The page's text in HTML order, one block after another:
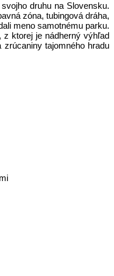
druhu na Slovensku.
zóna, tubingová dráha,
meno samotnému parku.
z ktorej je nádherný výhľad
tajomného hradu